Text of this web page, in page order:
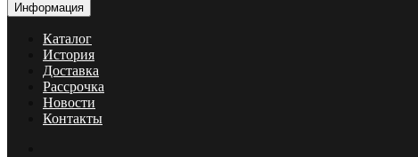
Информация
Каталог
История
Доставка
Рассрочка
Новости
Контакты